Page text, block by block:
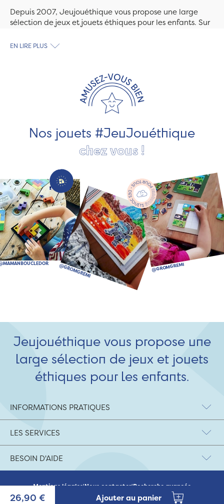
26,90 € Ajouter au panier
Depuis 2007, Jeujouéthique vous propose une large
sélection de jeux et jouets éthiques pour les enfants. Sur
découvrez le plus grand choix de jouets en bois
les jeux et jouets en bois de qualité et engagés dans le
développement durable. Ils nous fabriquent des jouets
pour les jeunes enfants, des jeux d'éveil, des jeux de
société, des jouets d'imitation, des jeux de plein air, ... et
EN LIRE PLUS
Nos jouets #JeuJouéthique
chez vous !
Jeujouéthique vous propose une
large sélection de jeux et jouets
éthiques pour les enfants.
INFORMATIONS PRATIQUES
LES SERVICES
BESOIN D'AIDE
Mentions légales|Nous contacter|Recherche avancée
© 2026 Jeujouethique.com - création UX/UI :
Agence Hypersthène